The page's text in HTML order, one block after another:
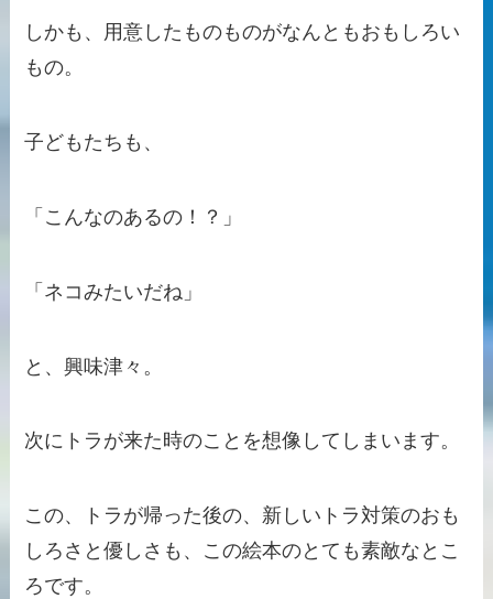
しかも、用意したものものがなんともおもしろい
もの。
子どもたちも、
「こんなのあるの！？」
「ネコみたいだね」
と、興味津々。
次にトラが来た時のことを想像してしまいます。
この、トラが帰った後の、新しいトラ対策のおも
しろさと優しさも、この絵本のとても素敵なとこ
ろです。